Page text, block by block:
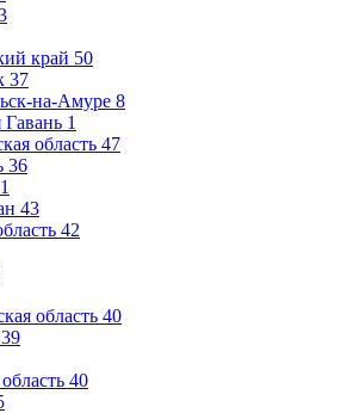
край 50
37
на-Амуре 8
Гавань 1
область 47
36
1
43
42
область 40
39
40